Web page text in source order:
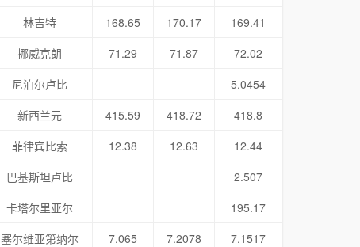
林吉特
168.65 170.17
169.41
挪威克朗
71.29 71.87
72.02
尼泊尔卢比
5.0454
新西兰元
415.59 418.72
418.8
菲律宾比索
12.38 12.63
12.44
巴基斯坦卢比
2.507
卡塔尔里亚尔
195.17
塞尔维亚第纳尔
7.065 7.2078
7.1517